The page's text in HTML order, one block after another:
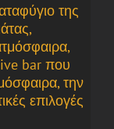
της
bar που
την
επιλογές